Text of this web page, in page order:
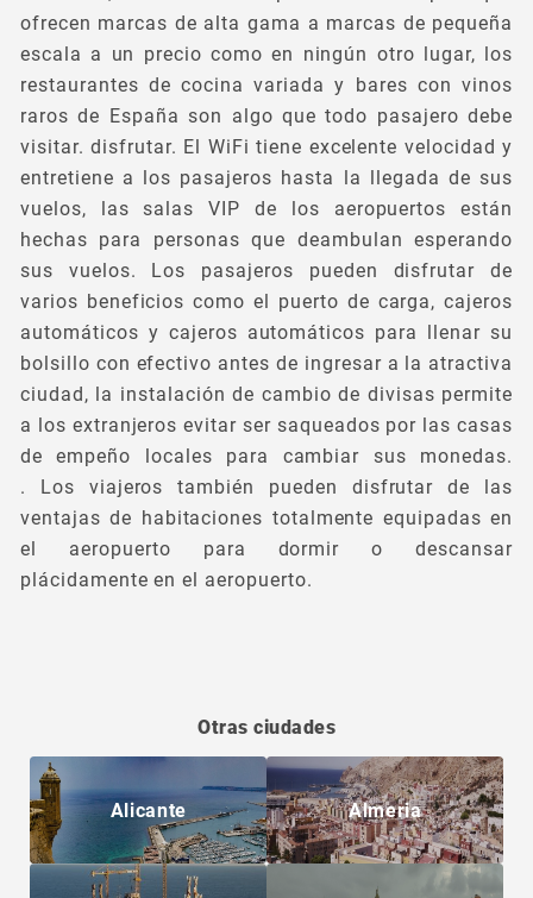
ofrecen marcas de alta gama a marcas de pequeña
escala a un precio como en ningún otro lugar, los
restaurantes de cocina variada y bares con vinos
raros de España son algo que todo pasajero debe
visitar. disfrutar. El WiFi tiene excelente velocidad y
entretiene a los pasajeros hasta la llegada de sus
vuelos, las salas VIP de los aeropuertos están
hechas para personas que deambulan esperando
sus vuelos. Los pasajeros pueden disfrutar de
varios beneficios como el puerto de carga, cajeros
automáticos y cajeros automáticos para llenar su
bolsillo con efectivo antes de ingresar a la atractiva
ciudad, la instalación de cambio de divisas permite
a los extranjeros evitar ser saqueados por las casas
de empeño locales para cambiar sus monedas.
. Los viajeros también pueden disfrutar de las
ventajas de habitaciones totalmente equipadas en
el aeropuerto para dormir o descansar
plácidamente en el aeropuerto.
Otras ciudades
Alicante Almeria